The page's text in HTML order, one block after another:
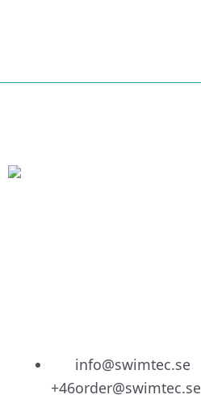
+46
info@swimtec.se
order@swimtec.se